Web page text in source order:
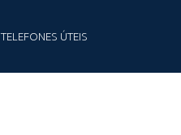
TELEFONES ÚTEIS